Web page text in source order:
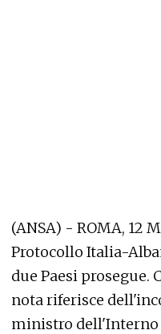
(ANSA) - ROMA, 12
Protocollo Italia-
due Paesi prosegue.
nota riferisce
ministro dell'Interno